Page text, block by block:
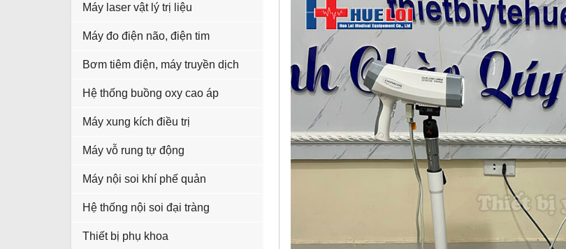
Máy laser vật lý trị liệu
Máy đo điện não, điện tim
Bơm tiêm điện, máy truyền dịch
Hệ thống buồng oxy cao áp
Máy xung kích điều trị
Máy vỗ rung tự động
Máy nội soi khí phế quản
Hệ thống nội soi đại tràng
Thiết bị phụ khoa